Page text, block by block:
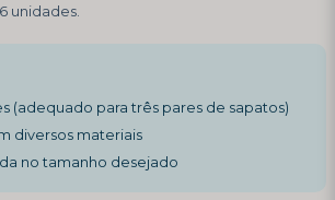
unidades.
(adequado para três pares de sapatos)
diversos materiais
no tamanho desejado